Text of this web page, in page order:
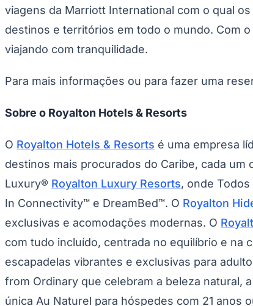
viagens da Marriott International com o qual
destinos e territórios em todo o mundo. Com
viajando com tranquilidade.
Para mais informações ou para fazer uma
Sobre o Royalton Hotels & Resorts
O Royalton Hotels & Resorts é uma empresa
destinos mais procurados do Caribe, cada
Luxury® Royalton Luxury Resorts, onde Todos
In Connectivity™ e DreamBed™. O Royalton
exclusivas e acomodações modernas. O
com tudo incluído, centrada no equilíbrio e na
escapadelas vibrantes e exclusivas para
from Ordinary que celebram a beleza natural,
única Au Naturel para hóspedes com 21 anos